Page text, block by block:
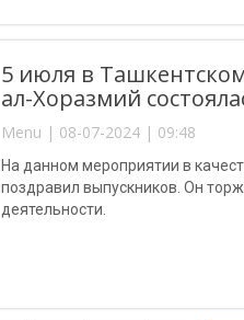
5 июля в
ал-Хоразмий
Menu | 08-07-2024 | 09:48
На данном мероприятии в
поздравил выпускников. Он
деятельности.